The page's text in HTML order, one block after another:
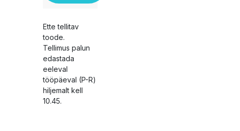
Ette tellitav
toode.
Tellimus palun
edastada
eeleval
tööpäeval (P-R)
hiljemalt kell
10.45.